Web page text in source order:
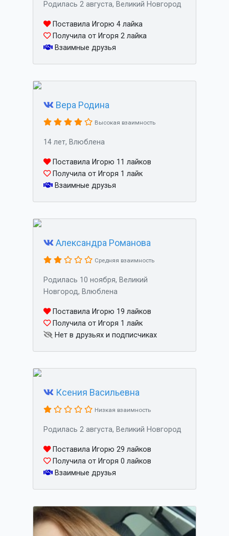
Родилась 2 августа, Великий Новгород
Поставила Игорю 4 лайка
Получила от Игоря 2 лайка
Взаимные друзья
Вера Родина
Высокая взаимность
14 лет, Влюблена
Поставила Игорю 11 лайков
Получила от Игоря 1 лайк
Взаимные друзья
Александра Романова
Средняя взаимность
Родилась 10 ноября, Великий
Новгород, Влюблена
Поставила Игорю 19 лайков
Получила от Игоря 1 лайк
Нет в друзьях и подписчиках
Ксения Васильевна
Низкая взаимность
Родилась 2 августа, Великий Новгород
Поставила Игорю 29 лайков
Получила от Игоря 0 лайков
Взаимные друзья